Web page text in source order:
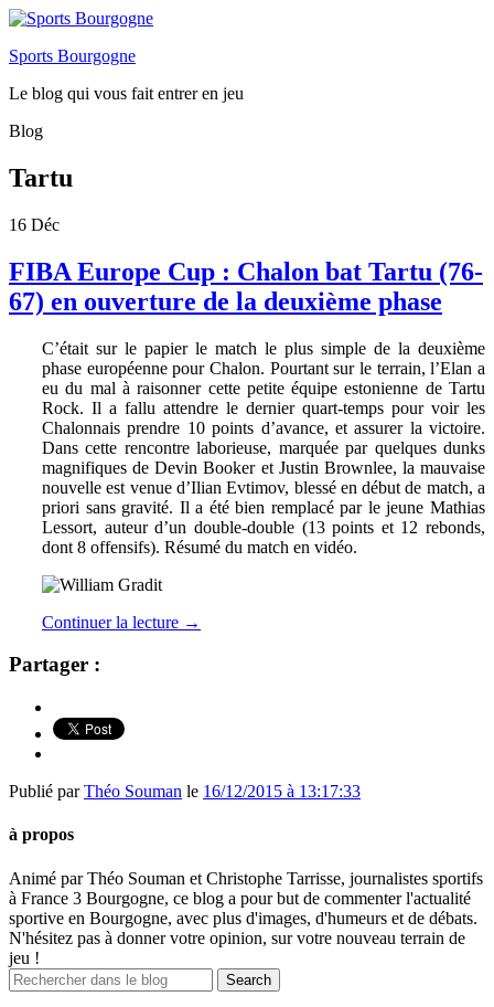
Sports Bourgogne
Le blog qui vous fait entrer en jeu
Blog
Tartu
16 Déc
FIBA Europe Cup : Chalon bat Tartu (76-
67) en ouverture de la deuxième phase
C’était sur le papier le match le plus simple de la deuxième
phase européenne pour Chalon. Pourtant sur le terrain, l’Elan a
eu du mal à raisonner cette petite équipe estonienne de Tartu
Rock. Il a fallu attendre le dernier quart-temps pour voir les
Chalonnais prendre 10 points d’avance, et assurer la victoire.
Dans cette rencontre laborieuse, marquée par quelques dunks
magnifiques de Devin Booker et Justin Brownlee, la mauvaise
nouvelle est venue d’Ilian Evtimov, blessé en début de match, a
priori sans gravité. Il a été bien remplacé par le jeune Mathias
Lessort, auteur d’un double-double (13 points et 12 rebonds,
dont 8 offensifs). Résumé du match en vidéo.
Continuer la lecture →
Partager :
Publié parThéo Souman le 16/12/2015 à 13:17:33
à propos
Animé par Théo Souman et Christophe Tarrisse, journalistes sportifs
à France 3 Bourgogne, ce blog a pour but de commenter l'actualité
sportive en Bourgogne, avec plus d'images, d'humeurs et de débats.
N'hésitez pas à donner votre opinion, sur votre nouveau terrain de
jeu !